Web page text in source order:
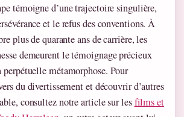
témoigne d’une trajectoire singulière,
et le refus des conventions. À
plus de quarante ans de carrière, les
demeurent le témoignage précieux
perpétuelle métamorphose. Pour
du divertissement et découvrir d’autres
consultez notre article sur lesfilms et